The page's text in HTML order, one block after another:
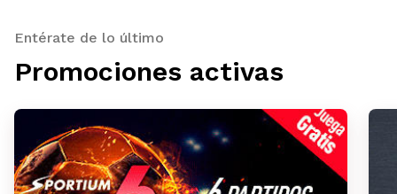
Entérate de lo último
Promociones activas